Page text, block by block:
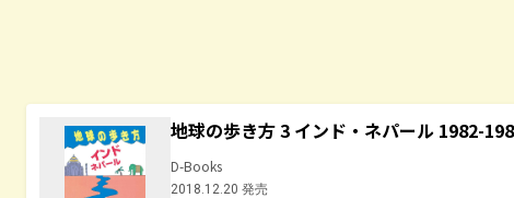
地球の歩き方 3 インド・ネパール 1982-
D-Books
2018.12.20 発売